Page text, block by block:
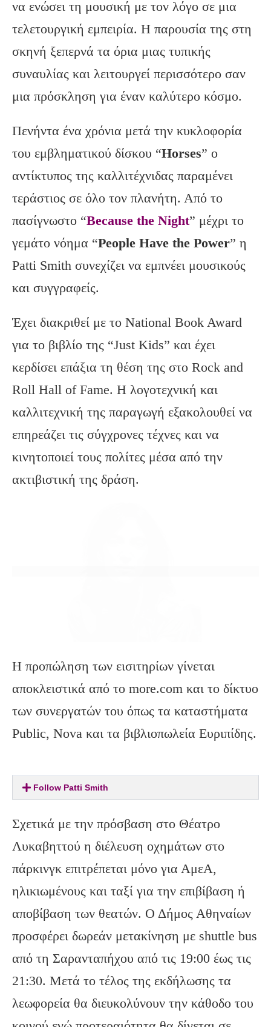
να ενώσει τη μουσική με τον λόγο σε μια
τελετουργική εμπειρία. Η παρουσία της στη
σκηνή ξεπερνά τα όρια μιας τυπικής
συναυλίας και λειτουργεί περισσότερο σαν
μια πρόσκληση για έναν καλύτερο κόσμο.
Πενήντα ένα χρόνια μετά την κυκλοφορία
του εμβληματικού δίσκου “Horses” ο
αντίκτυπος της καλλιτέχνιδας παραμένει
τεράστιος σε όλο τον πλανήτη. Από το
πασίγνωστο “Because the Night” μέχρι το
γεμάτο νόημα “People Have the Power” η
Patti Smith συνεχίζει να εμπνέει μουσικούς
και συγγραφείς.
Έχει διακριθεί με το National Book Award
για το βιβλίο της “Just Kids” και έχει
κερδίσει επάξια τη θέση της στο Rock and
Roll Hall of Fame. Η λογοτεχνική και
καλλιτεχνική της παραγωγή εξακολουθεί να
επηρεάζει τις σύγχρονες τέχνες και να
κινητοποιεί τους πολίτες μέσα από την
ακτιβιστική της δράση.
Η προπώληση των εισιτηρίων γίνεται
αποκλειστικά από το more.com και το δίκτυο
των συνεργατών του όπως τα καταστήματα
Public, Nova και τα βιβλιοπωλεία Ευριπίδης.
Follow Patti Smith
Σχετικά με την πρόσβαση στο Θέατρο
Λυκαβηττού η διέλευση οχημάτων στο
πάρκινγκ επιτρέπεται μόνο για ΑμεΑ,
ηλικιωμένους και ταξί για την επιβίβαση ή
αποβίβαση των θεατών. Ο Δήμος Αθηναίων
προσφέρει δωρεάν μετακίνηση με shuttle bus
από τη Σαρανταπήχου από τις 19:00 έως τις
21:30. Μετά το τέλος της εκδήλωσης τα
λεωφορεία θα διευκολύνουν την κάθοδο του